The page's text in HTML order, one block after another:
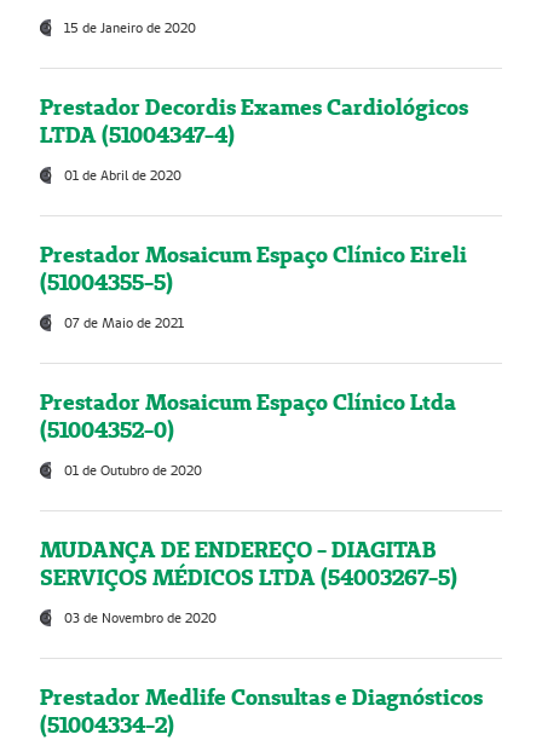
15 de Janeiro de 2020
Prestador Decordis Exames Cardiológicos
LTDA (51004347-4)
01 de Abril de 2020
Prestador Mosaicum Espaço Clínico Eireli
(51004355-5)
07 de Maio de 2021
Prestador Mosaicum Espaço Clínico Ltda
(51004352-0)
01 de Outubro de 2020
MUDANÇA DE ENDEREÇO - DIAGITAB
SERVIÇOS MÉDICOS LTDA (54003267-5)
03 de Novembro de 2020
Prestador Medlife Consultas e Diagnósticos
(51004334-2)